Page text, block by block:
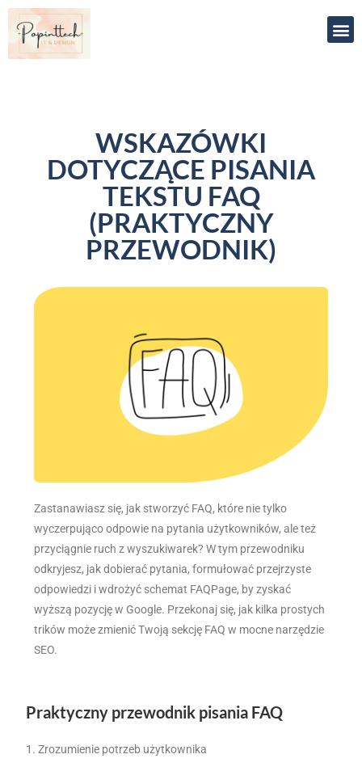
WSKAZÓWKI
DOTYCZĄCE PISANIA
TEKSTU FAQ
(PRAKTYCZNY
PRZEWODNIK)
Zastanawiasz się, jak stworzyć FAQ, które nie tylko
wyczerpująco odpowie na pytania użytkowników, ale też
przyciągnie ruch z wyszukiwarek? W tym przewodniku
odkryjesz, jak dobierać pytania, formułować przejrzyste
odpowiedzi i wdrożyć schemat FAQPage, by zyskać
wyższą pozycję w Google. Przekonaj się, jak kilka prostych
trików może zmienić Twoją sekcję FAQ w mocne narzędzie
SEO.
Praktyczny przewodnik pisania FAQ
1. Zrozumienie potrzeb użytkownika